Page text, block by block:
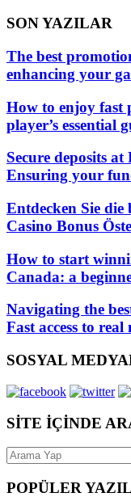
SON YAZILAR
The best
enhancing your
How to enjoy fast
player’s essential
Secure deposits
Ensuring your
Entdecken Sie die
Casino Bonus
How to start
Canada: a
Navigating the
Fast access to
SOSYAL
SİTE İÇİNDE
POPÜLER